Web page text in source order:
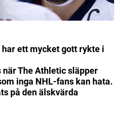
ett mycket gott rykte i
The Athletic släpper
inga NHL-fans kan hata.
på den älskvärda